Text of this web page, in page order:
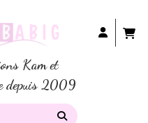
Kam et
depuis 2009